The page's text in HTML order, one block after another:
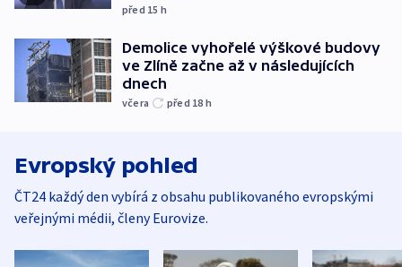
před 15 h
Demolice vyhořelé výškové budovy
ve Zlíně začne až v následujících
dnech
včera před 18 h
Evropský pohled
ČT24 každý den vybírá z obsahu publikovaného evropskými
veřejnými médii, členy Eurovize.